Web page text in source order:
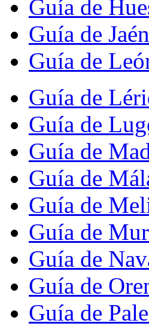
Guía de
Guía de Jaén
Guía de
Guía de
Guía de
Guía de
Guía de
Guía de
Guía de
Guía de
Guía de
Guía de